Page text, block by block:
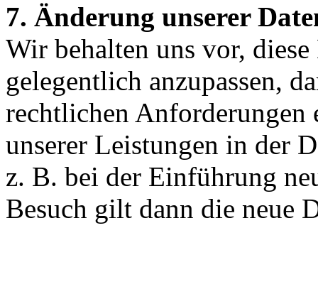
7. Änderung unserer
Wir behalten uns vor,
gelegentlich anzupassen,
rechtlichen Anforderungen
unserer Leistungen in der
z. B. bei der Einführung
Besuch gilt dann die neue